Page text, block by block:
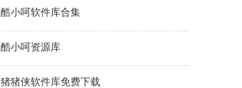
酷小呵软件库合集
酷小呵资源库
猪猪侠软件库免费下载